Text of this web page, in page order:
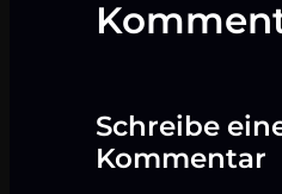
Schreibe
Kommentar